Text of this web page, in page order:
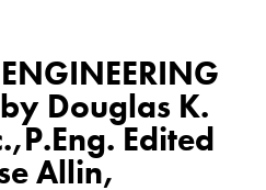
Douglas K.
Edited
Allin,